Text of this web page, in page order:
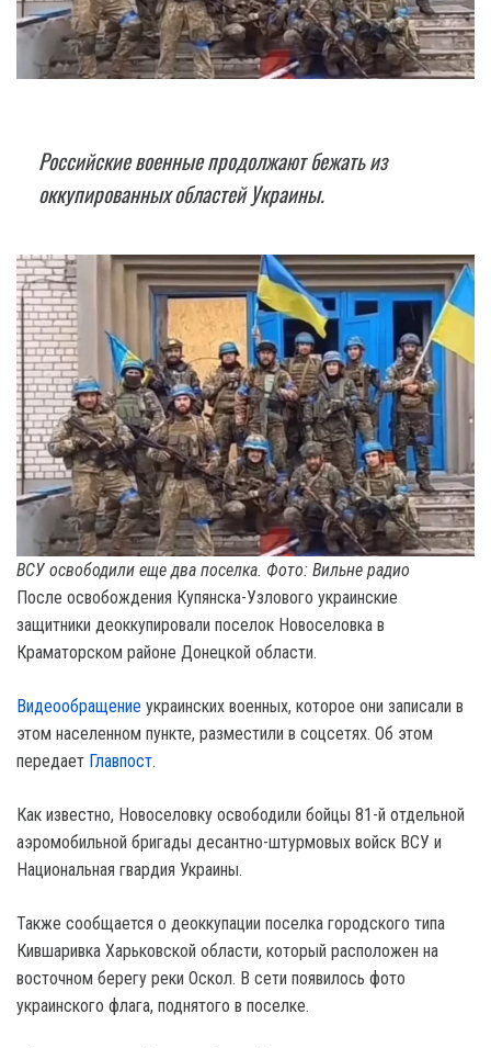
Российские военные продолжают бежать из
оккупированных областей Украины.
ВСУ освободили еще два поселка. Фото: Вильне радио
После освобождения Купянска-Узлового украинские
защитники деоккупировали поселок Новоселовка в
Краматорском районе Донецкой области.
Видеообращение украинских военных, которое они записали в
этом населенном пункте, разместили в соцсетях. Об этом
передает Главпост.
Как известно, Новоселовку освободили бойцы 81-й отдельной
аэромобильной бригады десантно-штурмовых войск ВСУ и
Национальная гвардия Украины.
Также сообщается о деоккупации поселка городского типа
Кившаривка Харьковской области, который расположен на
восточном берегу реки Оскол. В сети появилось фото
украинского флага, поднятого в поселке.